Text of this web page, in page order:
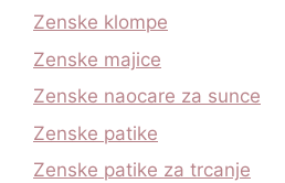
Zenske klompe
Zenske majice
Zenske naocare za sunce
Zenske patike
Zenske patike za trcanje